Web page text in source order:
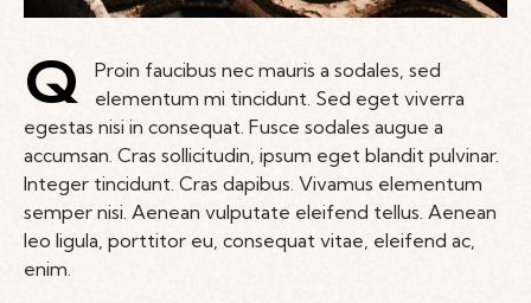
Q
Proin faucibus nec mauris a sodales, sed
elementum mi tincidunt. Sed eget viverra
egestas nisi in consequat. Fusce sodales augue a
accumsan. Cras sollicitudin, ipsum eget blandit pulvinar.
Integer tincidunt. Cras dapibus. Vivamus elementum
semper nisi. Aenean vulputate eleifend tellus. Aenean
leo ligula, porttitor eu, consequat vitae, eleifend ac,
enim.